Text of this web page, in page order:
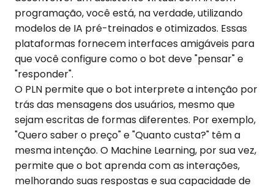
programação, você está, na verdade, utilizando
modelos de IA pré-treinados e otimizados. Essas
plataformas fornecem interfaces amigáveis para
que você configure como o bot deve "pensar" e
"responder".
O PLN permite que o bot interprete a intenção por
trás das mensagens dos usuários, mesmo que
sejam escritas de formas diferentes. Por exemplo,
"Quero saber o preço" e "Quanto custa?" têm a
mesma intenção. O Machine Learning, por sua vez,
permite que o bot aprenda com as interações,
melhorando suas respostas e sua capacidade de